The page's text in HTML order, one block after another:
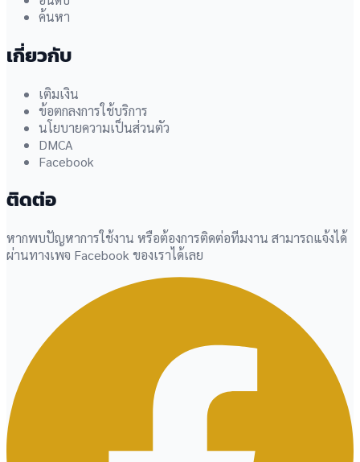
ค้นหา
เกี่ยวกับ
เติมเงิน
ข้อตกลงการใช้บริการ
นโยบายความเป็นส่วนตัว
DMCA
Facebook
ติดต่อ
หากพบปัญหาการใช้งาน หรือต้องการติดต่อทีมงาน สามารถแจ้งได้
ผ่านทางเพจ Facebook ของเราได้เลย